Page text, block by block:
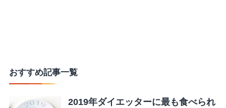
おすすめ記事一覧
2019年ダイエッターに最も食べられ